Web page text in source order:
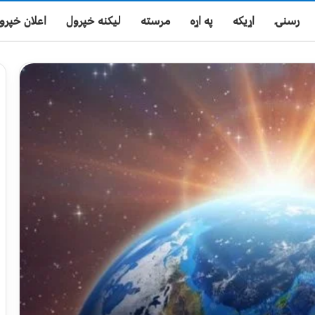
رسنۍ اړیکه په اړه مرسته لیکنه خپرول اعلان